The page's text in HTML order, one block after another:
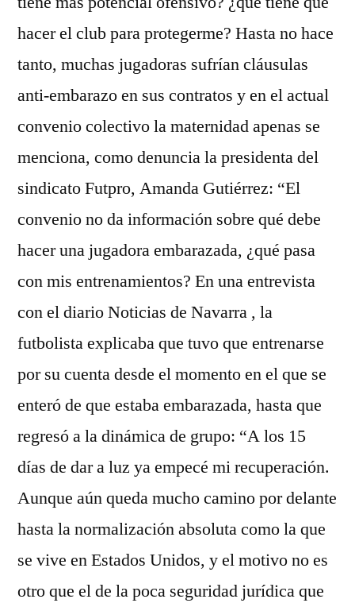
hacer el club para protegerme? Hasta no hace
tanto, muchas jugadoras sufrían cláusulas
anti-embarazo en sus contratos y en el actual
convenio colectivo la maternidad apenas se
menciona, como denuncia la presidenta del
sindicato Futpro, Amanda Gutiérrez: “El
convenio no da información sobre qué debe
hacer una jugadora embarazada, ¿qué pasa
con mis entrenamientos? En una entrevista
con el diario Noticias de Navarra , la
futbolista explicaba que tuvo que entrenarse
por su cuenta desde el momento en el que se
enteró de que estaba embarazada, hasta que
regresó a la dinámica de grupo: “A los 15
días de dar a luz ya empecé mi recuperación.
Aunque aún queda mucho camino por delante
hasta la normalización absoluta como la que
se vive en Estados Unidos, y el motivo no es
otro que el de la poca seguridad jurídica que